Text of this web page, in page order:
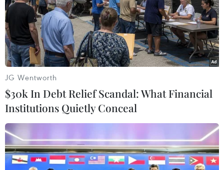
LHQ kêu gọi công nhận các quyền bình
đẳng đối với người tự kỷ
03/04/2017 08:16
JG Wentworth
$30k In Debt Relief Scandal: What Financial
Institutions Quietly Conceal